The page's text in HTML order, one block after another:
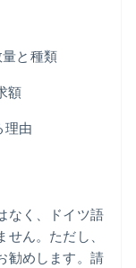
と種類
額
理由
なく、ドイツ語
ん。ただし、
勧めします。請